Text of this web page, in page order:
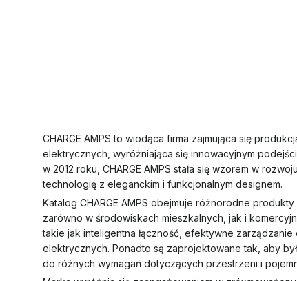
CHARGE AMPS to wiodąca firma zajmująca się
elektrycznych, wyróżniająca się innowacyjnym
w 2012 roku, CHARGE AMPS stała się wzorem w
technologię z eleganckim i funkcjonalnym designem.
Katalog CHARGE AMPS obejmuje różnorodne
zarówno w środowiskach mieszkalnych, jak i
takie jak inteligentna łączność, efektywne
elektrycznych. Ponadto są zaprojektowane tak, aby
do różnych wymagań dotyczących przestrzeni i